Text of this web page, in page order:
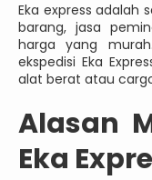
Eka express adalah
barang, jasa
harga yang
ekspedisi Eka
alat berat atau
Alasan
Eka